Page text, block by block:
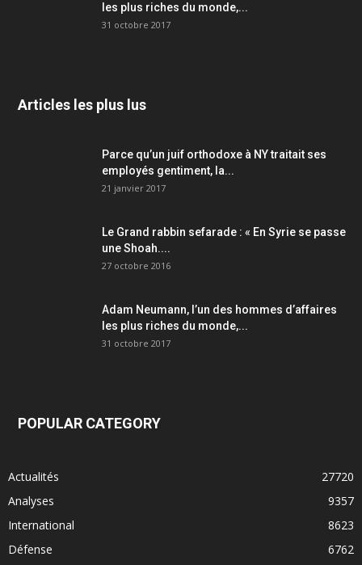
les plus riches du monde,...
31 octobre 2017
Articles les plus lus
Parce qu’un juif orthodoxe à NY traitait ses
employés gentiment, la...
21 janvier 2017
Le Grand rabbin sefarade : « En Syrie se passe
une Shoah....
27 octobre 2016
Adam Neumann, l’un des hommes d’affaires
les plus riches du monde,...
31 octobre 2017
POPULAR CATEGORY
Actualités
27720
Analyses
9357
International
8623
Défense
6762